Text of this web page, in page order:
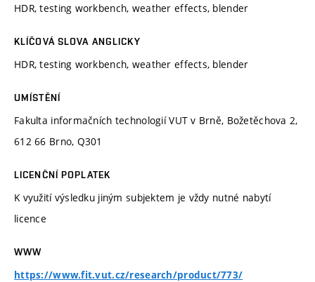
HDR, testing workbench, weather effects, blender
KLÍČOVÁ SLOVA ANGLICKY
HDR, testing workbench, weather effects, blender
UMÍSTĚNÍ
Fakulta informačních technologií VUT v Brně, Božetěchova 2,
612 66 Brno, Q301
LICENČNÍ POPLATEK
K využití výsledku jiným subjektem je vždy nutné nabytí
licence
WWW
https://www.fit.vut.cz/research/product/773/